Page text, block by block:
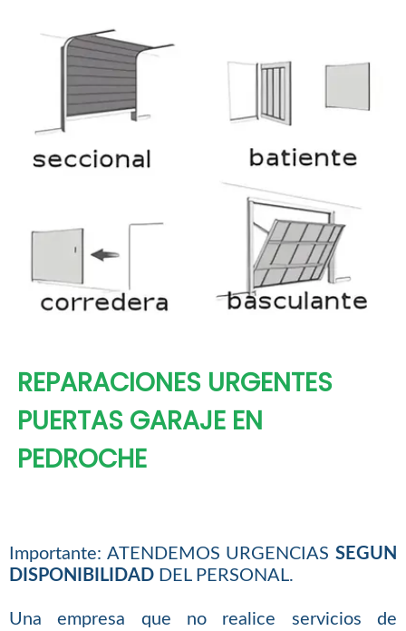
REPARACIONES URGENTES
PUERTAS GARAJE EN
PEDROCHE
Importante: ATENDEMOS URGENCIASSEGUN
DISPONIBILIDADDEL PERSONAL.
Una empresa que no realice servicios de